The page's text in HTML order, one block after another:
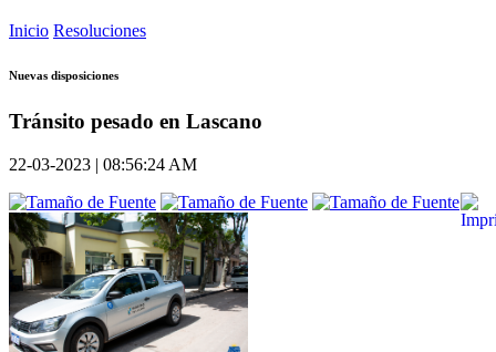
Inicio Resoluciones
Nuevas disposiciones
Tránsito pesado en Lascano
22-03-2023 | 08:56:24 AM